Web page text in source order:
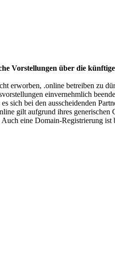
Vorstellungen über die
erworben, .online betreiben zu
einvernehmlich
sich bei den ausscheidenden
gilt aufgrund ihres generischen
eine Domain-Registrierung